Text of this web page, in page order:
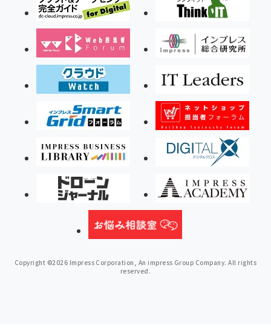
Copyright ©2026 Impress Corporation, An impress Group Company. All rights
reserved.